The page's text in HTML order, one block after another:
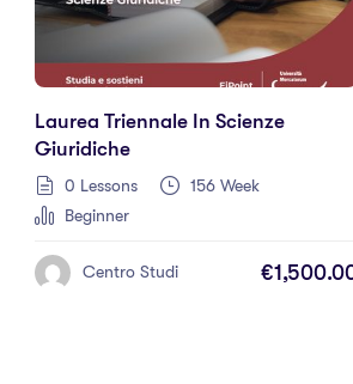
Laurea Triennale In Scienze
Giuridiche
0 Lessons
156 Week
Beginner
Centro Studi